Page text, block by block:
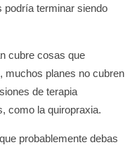
podría terminar siendo
cubre cosas que
muchos planes no cubren
de terapia
como la quiropraxia.
probablemente debas